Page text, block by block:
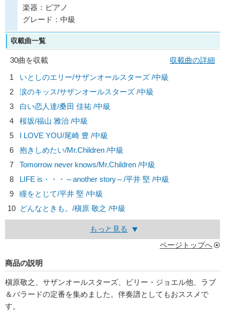
楽器：ピアノ
グレード：中級
収載曲一覧
30曲を収載
収載曲の詳細
1
いとしのエリー/サザンオールスターズ /中級
2
涙のキッス/サザンオールスターズ /中級
3
白い恋人達/桑田 佳祐 /中級
4
桜坂/福山 雅治 /中級
5
I LOVE YOU/尾崎 豊 /中級
6
抱きしめたい/Mr.Children /中級
7
Tomorrow never knows/Mr.Children /中級
8
LIFE is・・・～another story～/平井 堅 /中級
9
瞳をとじて/平井 堅 /中級
10 どんなときも。/槇原 敬之 /中級
もっと見る
ページトップへ
商品の説明
槇原敬之、サザンオールスターズ、ビリー・ジョエル他、ラブ
＆バラードの定番を集めました。伴奏譜としてもおススメで
す。